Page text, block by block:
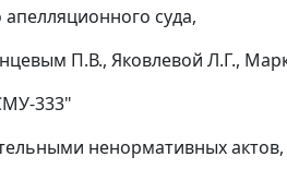
суда,
П.В., Яковлевой Л.Г.,
333"
ненормативных